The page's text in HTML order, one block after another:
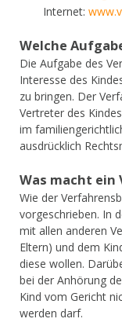
Internet:
Welche
Die Aufgabe des
Interesse des
zu bringen. Der
Vertreter des
im
ausdrücklich
Was macht ein
Wie der
vorgeschrieben. In
mit allen anderen
Eltern) und dem
diese wollen.
bei der Anhörung
Kind vom Gericht
werden darf.